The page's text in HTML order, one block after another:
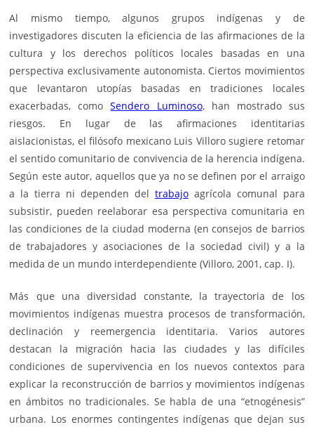
Al mismo tiempo, algunos grupos indígenas y de
investigadores discuten la eficiencia de las afirmaciones de la
cultura y los derechos políticos locales basadas en una
perspectiva exclusivamente autonomista. Ciertos movimientos
que levantaron utopías basadas en tradiciones locales
exacerbadas, comoSendero Luminoso, han mostrado sus
riesgos. En lugar de las afirmaciones identitarias
aislacionistas, el filósofo mexicano Luis Villoro sugiere retomar
el sentido comunitario de convivencia de la herencia indígena.
Según este autor, aquellos que ya no se definen por el arraigo
a la tierra ni dependen del trabajoagrícola comunal para
subsistir, pueden reelaborar esa perspectiva comunitaria en
las condiciones de la ciudad moderna (en consejos de barrios
de trabajadores y asociaciones de la sociedad civil) y a la
medida de un mundo interdependiente (Villoro, 2001, cap. I).
Más que una diversidad constante, la trayectoria de los
movimientos indígenas muestra procesos de transformación,
declinación y reemergencia identitaria. Varios autores
destacan la migración hacia las ciudades y las difíciles
condiciones de supervivencia en los nuevos contextos para
explicar la reconstrucción de barrios y movimientos indígenas
en ámbitos no tradicionales. Se habla de una “etnogénesis”
urbana. Los enormes contingentes indígenas que dejan sus